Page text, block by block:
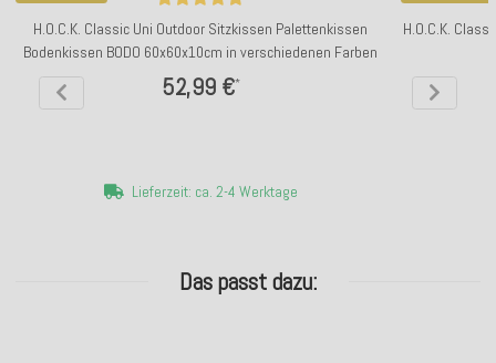
H.O.C.K. Classic Uni Outdoor Sitzkissen Palettenkissen
Bodenkissen BODO 60x60x10cm in verschiedenen Farben
52,99 €*
Lieferzeit: ca. 2-4 Werktage
H.O.C.K.
Das passt dazu: